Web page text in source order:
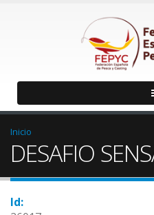
Inicio
DESAFIO
Id: